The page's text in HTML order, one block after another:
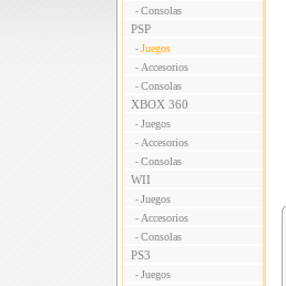
- Consolas
PSP
- Juegos
- Accesorios
- Consolas
XBOX 360
- Juegos
- Accesorios
- Consolas
WII
- Juegos
- Accesorios
- Consolas
PS3
- Juegos